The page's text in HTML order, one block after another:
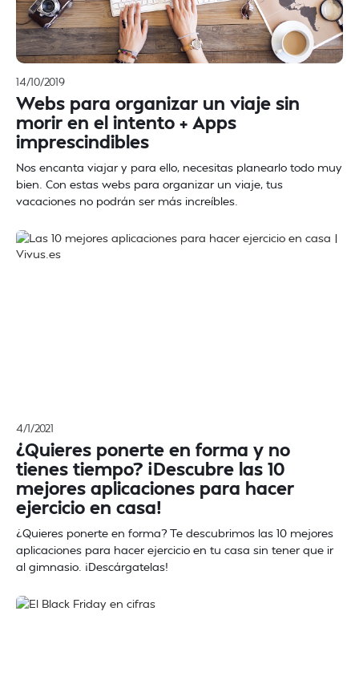
14/10/2019
Webs para organizar un viaje sin
morir en el intento + Apps
imprescindibles
Nos encanta viajar y para ello, necesitas planearlo todo muy
bien. Con estas webs para organizar un viaje, tus
vacaciones no podrán ser más increíbles.
4/1/2021
¿Quieres ponerte en forma y no
tienes tiempo? ¡Descubre las 10
mejores aplicaciones para hacer
ejercicio en casa!
¿Quieres ponerte en forma? Te descubrimos las 10 mejores
aplicaciones para hacer ejercicio en tu casa sin tener que ir
al gimnasio. ¡Descárgatelas!